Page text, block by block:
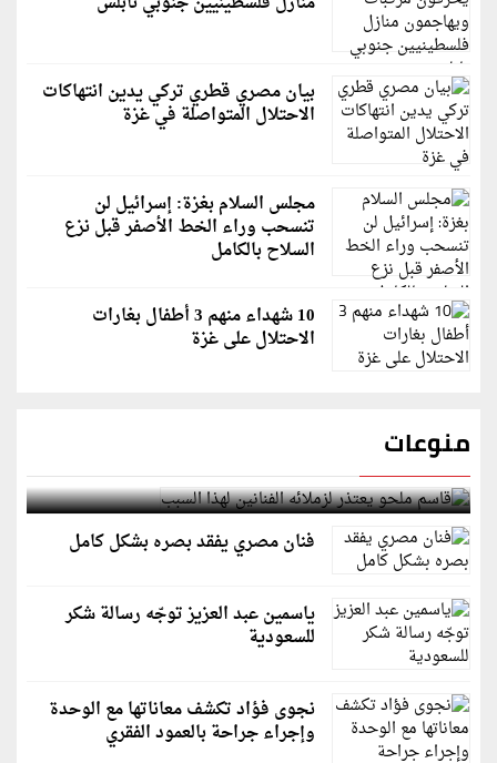
بيان مصري قطري تركي يدين انتهاكات
الاحتلال المتواصلة في غزة
مجلس السلام بغزة: إسرائيل لن
تنسحب وراء الخط الأصفر قبل نزع
السلاح بالكامل
10 شهداء منهم 3 أطفال بغارات
الاحتلال على غزة
منوعات
قاسم ملحو يعتذر لزملائه الفنانين لهذا السبب
فنان مصري يفقد بصره بشكل كامل
ياسمين عبد العزيز توجّه رسالة شكر
للسعودية
نجوى فؤاد تكشف معاناتها مع الوحدة
وإجراء جراحة بالعمود الفقري